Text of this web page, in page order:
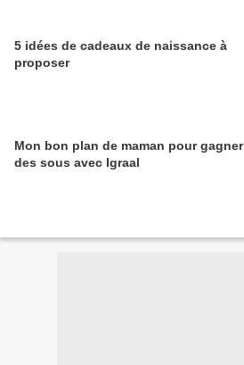
5 idées de cadeaux de naissance à
proposer
Mon bon plan de maman pour gagner
des sous avec Igraal